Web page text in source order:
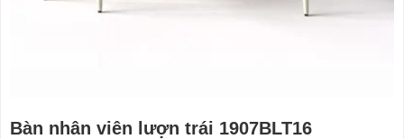
Bàn nhân viên lượn trái 1907BLT16